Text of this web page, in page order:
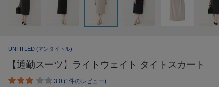
UNTITLED (アンタイトル)
【通勤スーツ】ライトウェイト タイトスカート
3.0 (1件のレビュー)